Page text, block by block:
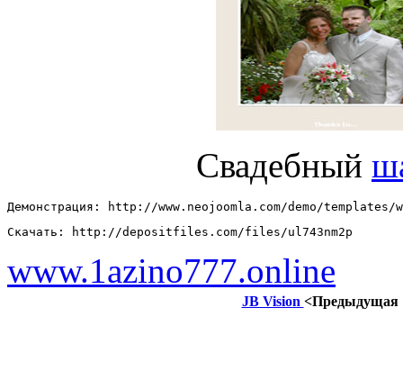
Свадебный
Демонстрация: http://www.neojoomla.com/demo/
Скачать: http://depositfiles.com/files/ul743nm2p
www.1azino777.online
JB Vision <Предыдущая